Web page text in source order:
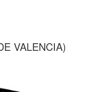
VALENCIA)